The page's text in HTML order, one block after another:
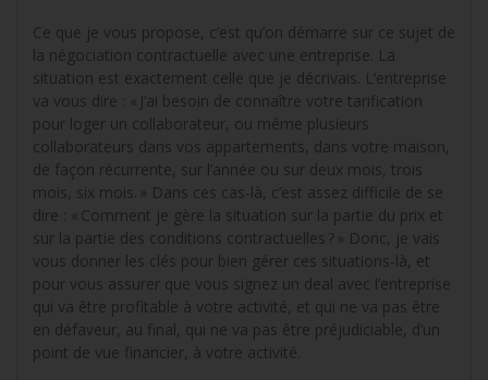
Ce que je vous propose, c’est qu’on démarre sur ce sujet de
la négociation contractuelle avec une entreprise. La
situation est exactement celle que je décrivais. L’entreprise
va vous dire : « J’ai besoin de connaître votre tarification
pour loger un collaborateur, ou même plusieurs
collaborateurs dans vos appartements, dans votre maison,
de façon récurrente, sur l’année ou sur deux mois, trois
mois, six mois. » Dans ces cas-là, c’est assez difficile de se
dire : « Comment je gère la situation sur la partie du prix et
sur la partie des conditions contractuelles ? » Donc, je vais
vous donner les clés pour bien gérer ces situations-là, et
pour vous assurer que vous signez un deal avec l’entreprise
qui va être profitable à votre activité, et qui ne va pas être
en défaveur, au final, qui ne va pas être préjudiciable, d’un
point de vue financier, à votre activité.